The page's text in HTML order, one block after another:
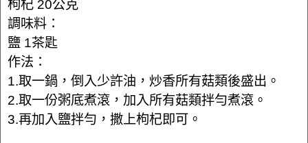
枸杞 20公克
調味料：
鹽 1茶匙
作法：
1.取一鍋，倒入少許油，炒香所有菇類後盛出。
2.取一份粥底煮滾，加入所有菇類拌勻煮滾。
3.再加入鹽拌勻，撒上枸杞即可。